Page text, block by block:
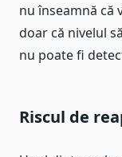
nu înseamnă că
doar că nivelul
nu poate fi
Riscul de